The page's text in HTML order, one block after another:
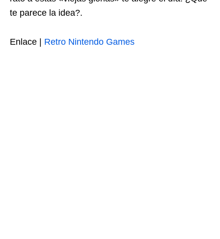
te parece la idea?.
Enlace | Retro Nintendo Games